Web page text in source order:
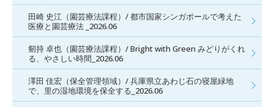
田崎 史江（園芸療法課程）/ 都市国家シンガポールで考えた
医療と園芸療法 _2026.06
剱持 卓也（園芸療法課程）/ Bright with Green みどりがくれ
る、やさしい時間_2026.06
澤田 佳宏（保全管理領域）/ 兵庫県立あわじ石の寝屋緑地
で、里の湿地環境を保全する_2026.06